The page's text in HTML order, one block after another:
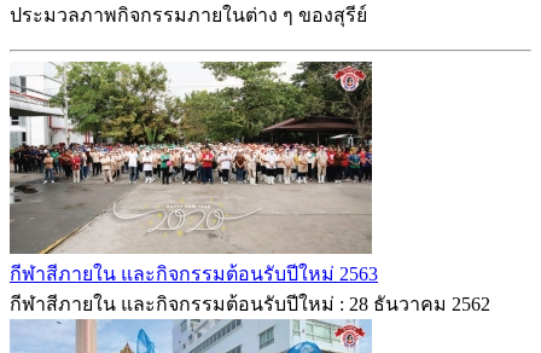
ประมวลภาพกิจกรรมภายในต่าง ๆ ของสุรีย์
กีฬาสีภายใน และกิจกรรมต้อนรับปีใหม่ 2563
กีฬาสีภายใน และกิจกรรมต้อนรับปีใหม่ : 28 ธันวาคม 2562